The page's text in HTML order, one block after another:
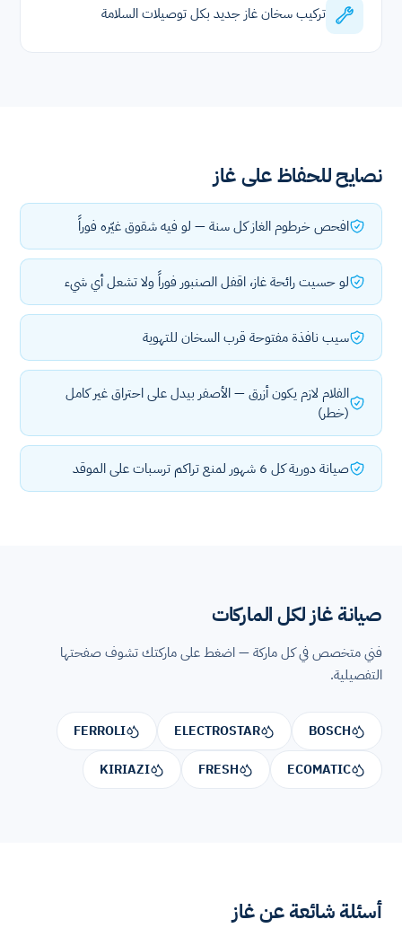
تركيب سخان غاز جديد بكل توصيلات السلامة
نصايح للحفاظ على غاز
افحص خرطوم الغاز كل سنة — لو فيه شقوق غيّره فوراً
لو حسيت رائحة غاز، اقفل الصنبور فوراً ولا تشعل أي شيء
سيب نافذة مفتوحة قرب السخان للتهوية
الفلام لازم يكون أزرق — الأصفر بيدل على احتراق غير كامل
(خطر)
صيانة دورية كل 6 شهور لمنع تراكم ترسبات على الموقد
صيانة غاز لكل الماركات
فني متخصص في كل ماركة — اضغط على ماركتك تشوف صفحتها
التفصيلية.
BOSCH
ELECTROSTAR
FERROLI
ECOMATIC
FRESH
KIRIAZI
أسئلة شائعة عن غاز